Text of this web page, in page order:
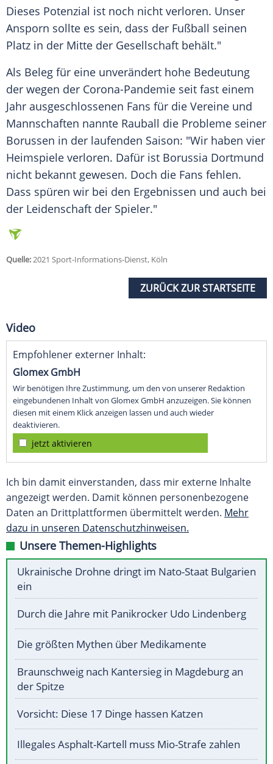
Dieses Potenzial ist noch nicht verloren. Unser
Ansporn sollte es sein, dass der Fußball seinen
Platz in der Mitte der Gesellschaft behält."
Als Beleg für eine unverändert hohe Bedeutung
der wegen der Corona-Pandemie seit fast einem
Jahr ausgeschlossenen Fans für die Vereine und
Mannschaften nannte Rauball die Probleme seiner
Borussen in der laufenden Saison: "Wir haben vier
Heimspiele verloren. Dafür ist Borussia Dortmund
nicht bekannt gewesen. Doch die Fans fehlen.
Dass spüren wir bei den Ergebnissen und auch bei
der Leidenschaft der Spieler."
Quelle:2021 Sport-Informations-Dienst, Köln
ZURÜCK ZUR STARTSEITE
Video
Empfohlener externer Inhalt:
Glomex GmbH
Wir benötigen Ihre Zustimmung, um den von unserer Redaktion
eingebundenen Inhalt von Glomex GmbH anzuzeigen. Sie können
diesen mit einem Klick anzeigen lassen und auch wieder
deaktivieren.
jetzt aktivieren
Ich bin damit einverstanden, dass mir externe Inhalte
angezeigt werden. Damit können personenbezogene
Daten an Drittplattformen übermittelt werden. Mehr
dazu in unseren Datenschutzhinweisen.
Unsere Themen-Highlights
Ukrainische Drohne dringt im Nato-Staat Bulgarien
ein
Durch die Jahre mit Panikrocker Udo Lindenberg
Die größten Mythen über Medikamente
Braunschweig nach Kantersieg in Magdeburg an
der Spitze
Vorsicht: Diese 17 Dinge hassen Katzen
Illegales Asphalt-Kartell muss Mio-Strafe zahlen